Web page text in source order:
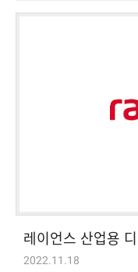
레이언스 산업용
2022.11.18